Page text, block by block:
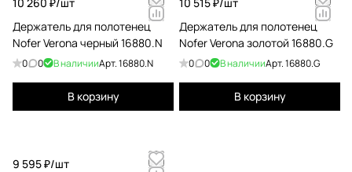
Держатель для полотенец
Nofer Verona черный 16880.N
0 0 В наличииАрт.16880.N
В корзину
Держатель для полотенец
Nofer Verona золотой 16880.G
0 0 В наличииАрт.16880.G
В корзину
9 595 ₽/шт